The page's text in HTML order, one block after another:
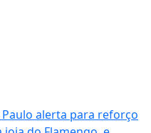
Paulo alerta para reforço